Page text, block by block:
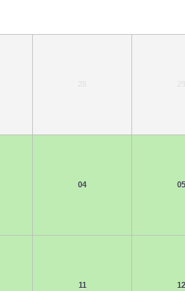
28 29
04 05
11 12